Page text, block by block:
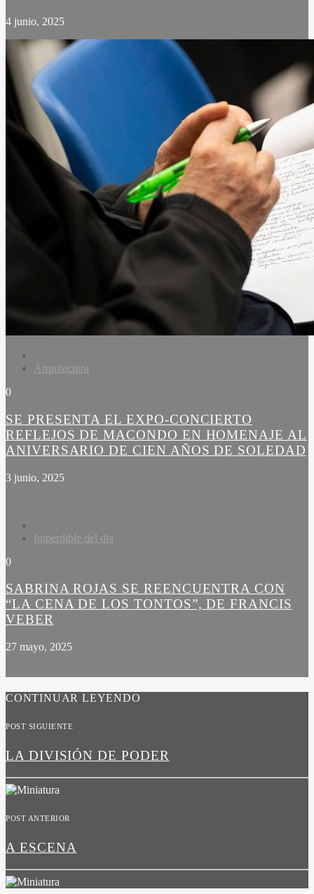
4 junio, 2025
Arquitectura
0
SE PRESENTA EL EXPO-CONCIERTO
REFLEJOS DE MACONDO EN HOMENAJE AL
ANIVERSARIO DE CIEN AÑOS DE SOLEDAD
3 junio, 2025
Imperdible del dia
0
SABRINA ROJAS SE REENCUENTRA CON
“LA CENA DE LOS TONTOS”, DE FRANCIS
VEBER
27 mayo, 2025
CONTINUAR LEYENDO
POST SIGUIENTE
LA DIVISIÓN DE PODER
POST ANTERIOR
A ESCENA